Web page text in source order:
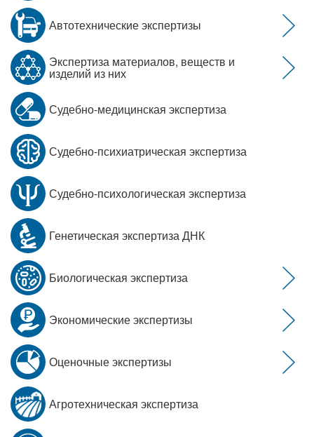
Автотехнические экспертизы
Экспертиза материалов, веществ и
изделий из них
Судебно-медицинская экспертиза
Судебно-психиатрическая экспертиза
Судебно-психологическая экспертиза
Генетическая экспертиза ДНК
Биологическая экспертиза
Экономические экспертизы
Оценочные экспертизы
Агротехническая экспертиза